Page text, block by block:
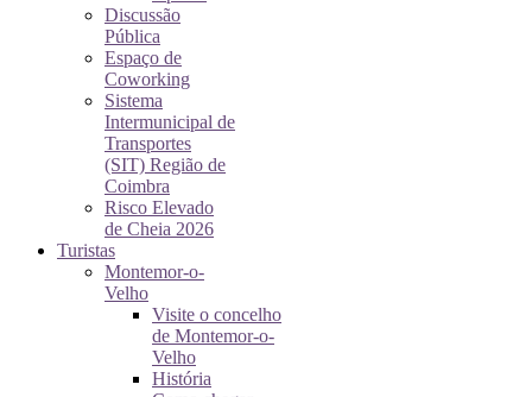
Discussão
Pública
Espaço de
Coworking
Sistema
Intermunicipal de
Transportes
(SIT) Região de
Coimbra
Risco Elevado
de Cheia 2026
Turistas
Montemor-o-
Velho
Visite o concelho
de Montemor-o-
Velho
História